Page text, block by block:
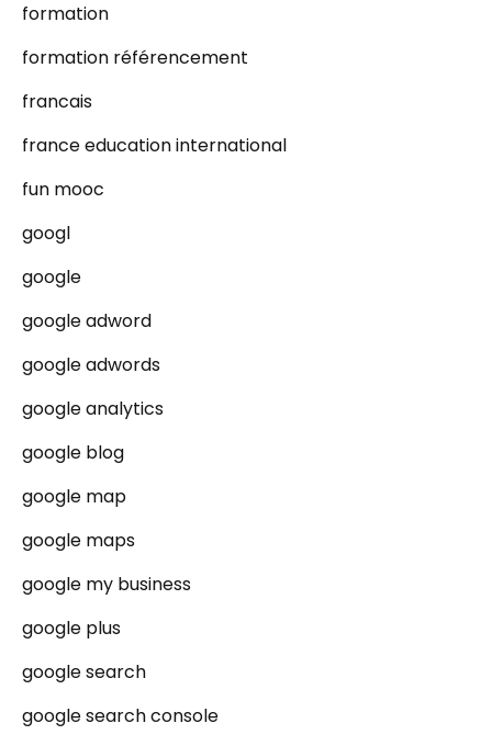
formation
formation référencement
francais
france education international
fun mooc
googl
google
google adword
google adwords
google analytics
google blog
google map
google maps
google my business
google plus
google search
google search console